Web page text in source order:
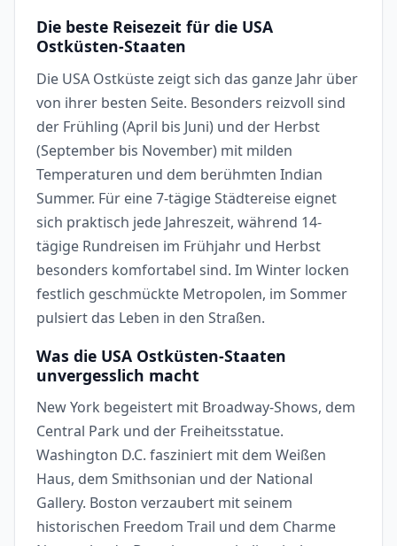
Die beste Reisezeit für die USA
Ostküsten-Staaten
Die USA Ostküste zeigt sich das ganze Jahr über
von ihrer besten Seite. Besonders reizvoll sind
der Frühling (April bis Juni) und der Herbst
(September bis November) mit milden
Temperaturen und dem berühmten Indian
Summer. Für eine 7-tägige Städtereise eignet
sich praktisch jede Jahreszeit, während 14-
tägige Rundreisen im Frühjahr und Herbst
besonders komfortabel sind. Im Winter locken
festlich geschmückte Metropolen, im Sommer
pulsiert das Leben in den Straßen.
Was die USA Ostküsten-Staaten
unvergesslich macht
New York begeistert mit Broadway-Shows, dem
Central Park und der Freiheitsstatue.
Washington D.C. fasziniert mit dem Weißen
Haus, dem Smithsonian und der National
Gallery. Boston verzaubert mit seinem
historischen Freedom Trail und dem Charme